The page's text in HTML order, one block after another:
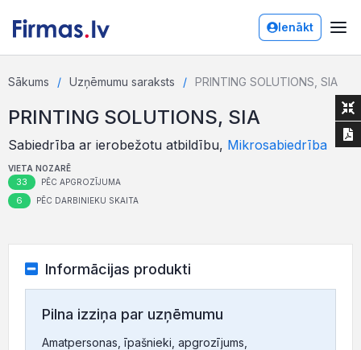
Ienākt
Sākums Uzņēmumu saraksts PRINTING SOLUTIONS, SIA
PRINTING SOLUTIONS, SIA
Sabiedrība ar ierobežotu atbildību, Mikrosabiedrība
VIETA NOZARĒ
33 PĒC APGROZĪJUMA
6 PĒC DARBINIEKU SKAITA
Informācijas produkti
Pilna izziņa par uzņēmumu
Amatpersonas, īpašnieki, apgrozījums,